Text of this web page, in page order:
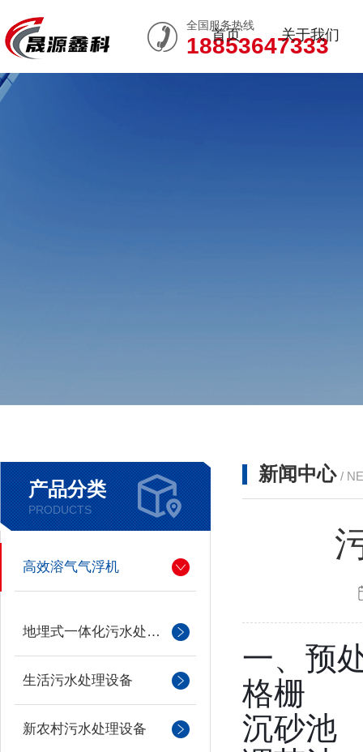
全国服务热线
18853647333
首页 关于我们
产品分类
PRODUCTS
高效溶气气浮机
地埋式一体化污水处理设备
生活污水处理设备
新农村污水处理设备
新闻中心 /
一、预
格栅
沉砂池